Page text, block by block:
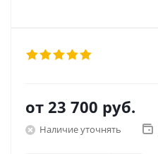
от 23 700 руб.
Наличие уточнять